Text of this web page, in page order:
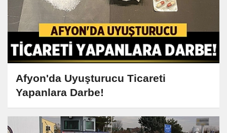
Afyon'da Uyuşturucu Ticareti
Yapanlara Darbe!